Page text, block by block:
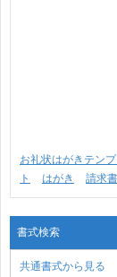
お礼状はがきテンプ
ト
はがき 請求書
書式検索
共通書式から見る